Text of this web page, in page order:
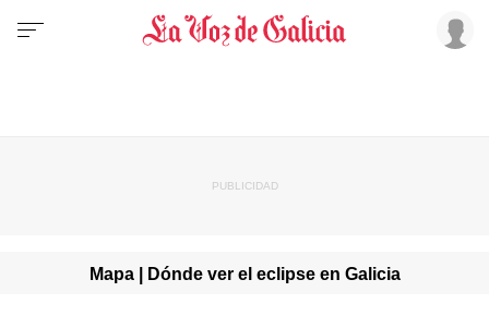
Mapa | Dónde ver el eclipse en Galicia